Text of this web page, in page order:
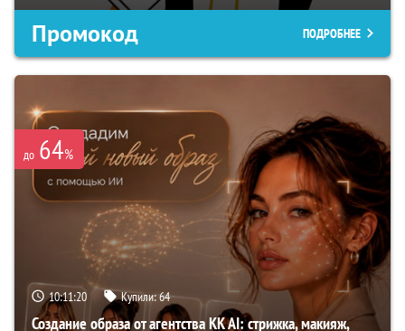
Промокод ПОДРОБНЕЕ
до 64%
10:11:19 Купили:64
Создание образа от агентства KK AI: стрижка, макияж,